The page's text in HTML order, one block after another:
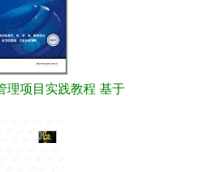
理项目实践教程 基于